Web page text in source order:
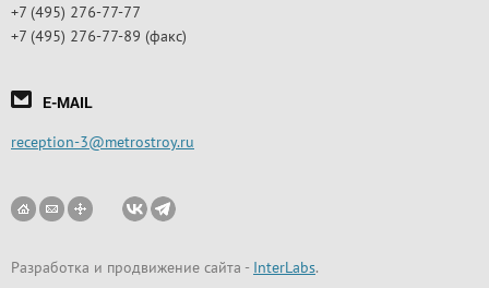
+7 (495) 276-77-77
+7 (495) 276-77-89 (факс)
E-MAIL
reception-3@metrostroy.ru
Разработка и продвижение сайта - InterLabs.